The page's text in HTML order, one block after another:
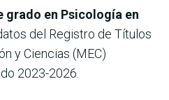
en Psicología en
del Registro de Títulos
y Ciencias (MEC)
2023-2026.